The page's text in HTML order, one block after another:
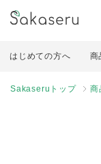
はじめての方へ 商
Sakaseruトップ 商